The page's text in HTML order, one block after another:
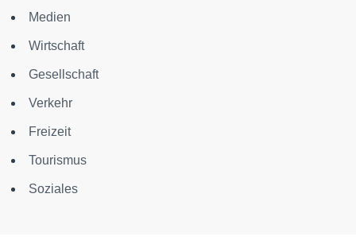
Medien
Wirtschaft
Gesellschaft
Verkehr
Freizeit
Tourismus
Soziales